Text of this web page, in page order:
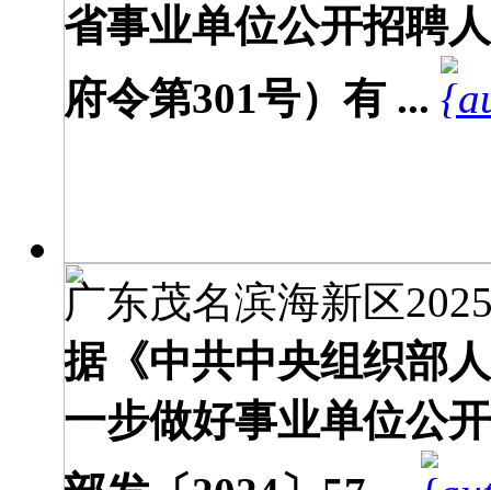
省事业单位公开招聘
府令第301号）有 ...
广东茂名滨海新区
据《中共中央组织部
一步做好事业单位公